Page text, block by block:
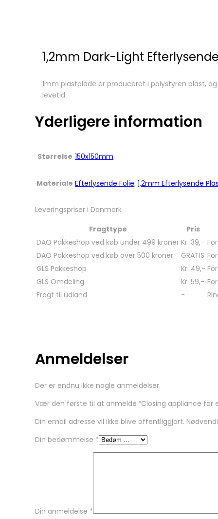
1,2mm Dark-Light
1mm plastplade er produceret i polystyren plast,
levetid.
Yderligere information
Størrelse 150x150mm
Materiale Efterlysende Folie, 1,2mm Efterlysende
Leveringspriser i Danmark
Fragttype
Pris
DAO Pakkeshop ved køb under 499 kroner Kr. 39,-
DAO Pakkeshop ved køb over 500 kroner
GRATIS
GLS Pakkeshop
Kr. 49,-
GLS Omdeling
Kr. 59,-
Fragt til udland
-
Anmeldelser
Der er endnu ikke nogle anmeldelser.
Vær den første til at anmelde “Closing appliance for
Din email adresse vil ikke blive offentliggjort.
Din bedømmelse *
Din anmeldelse *